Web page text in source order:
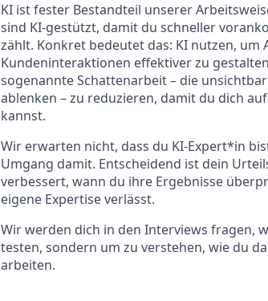
KI ist fester Bestandteil unserer
sind KI-gestützt, damit du schneller
zählt. Konkret bedeutet das: KI nutzen,
Kundeninteraktionen effektiver zu
sogenannte Schattenarbeit – die
ablenken – zu reduzieren, damit du dich
kannst.
Wir erwarten nicht, dass du KI-Expert*in
Umgang damit. Entscheidend ist dein
verbessert, wann du ihre Ergebnisse
eigene Expertise verlässt.
Wir werden dich in den Interviews fragen,
testen, sondern um zu verstehen, wie du
arbeiten.